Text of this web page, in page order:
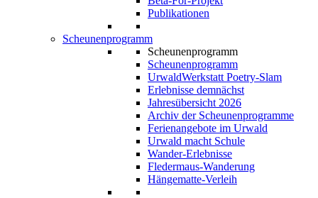
Publikationen
Scheunenprogramm
Scheunenprogramm
Scheunenprogramm
UrwaldWerkstatt Poetry-Slam
Erlebnisse demnächst
Jahresübersicht 2026
Archiv der Scheunenprogramme
Ferienangebote im Urwald
Urwald macht Schule
Wander-Erlebnisse
Fledermaus-Wanderung
Hängematte-Verleih